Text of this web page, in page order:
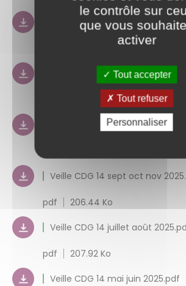
Veille CDG 14 mars avril
Veille CDG 14 janvier février
Veille CDG 14 nov décembre
Veille CDG 14 sept oct nov
pdf 206.44 Ko
Veille CDG 14 juillet août
pdf 207.92 Ko
Veille CDG 14 mai juin 2025.pdf
le contrôle sur
que vous
activer
Tout accepter
Tout refuser
Personnaliser